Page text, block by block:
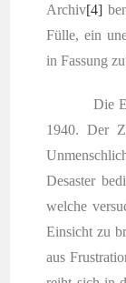
Archiv[4]
Fül­le, ein
in Fas­sung
Die
1940. Der
Desas­ter
wel­che
Ein­sicht zu
aus